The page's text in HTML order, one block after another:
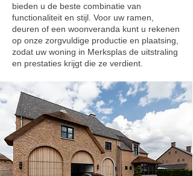
bieden u de beste combinatie van
functionaliteit en stijl. Voor uw ramen,
deuren of een woonveranda kunt u rekenen
op onze zorgvuldige productie en plaatsing,
zodat uw woning in Merksplas de uitstraling
en prestaties krijgt die ze verdient.